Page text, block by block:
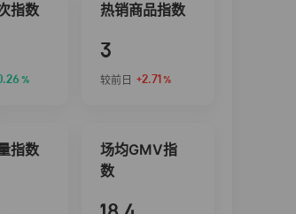
指数
%
热销商品指数
3
较前日 +2.71 %
指数
场均GMV指
数